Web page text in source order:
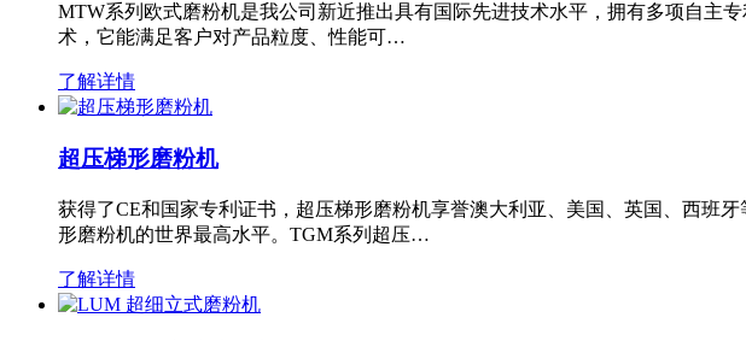
MTW系列欧式磨粉机是我公司新近推出具有国际先进技术水平，拥有多项自主
术，它能满足客户对产品粒度、性能可…
了解详情
超压梯形磨粉机
获得了CE和国家专利证书，超压梯形磨粉机享誉澳大利亚、美国、英国、西班
形磨粉机的世界最高水平。TGM系列超压…
了解详情